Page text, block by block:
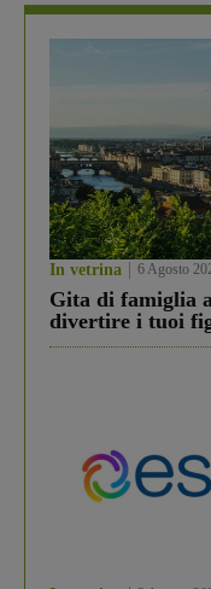
In vetrina 6 Agosto
Gita di famiglia
divertire i tuoi